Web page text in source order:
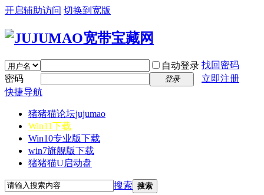
开启辅助访问 切换到宽版
自动登录 找回密码
密码
登录
立即注册
快捷导航
猪猪猫论坛jujumao
Win11下载
Win10专业版下载
win7旗舰版下载
猪猪猫U启动盘
搜索 搜索